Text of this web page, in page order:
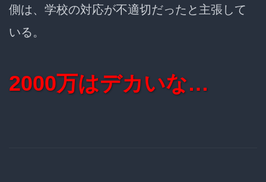
側は、学校の対応が不適切だったと主張して
いる。
2000万はデカいな…